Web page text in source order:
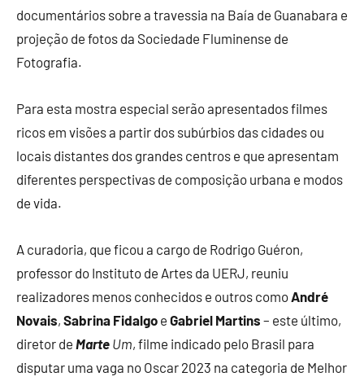
documentários sobre a travessia na Baía de Guanabara e
projeção de fotos da Sociedade Fluminense de
Fotografia.
Para esta mostra especial serão apresentados filmes
ricos em visões a partir dos subúrbios das cidades ou
locais distantes dos grandes centros e que apresentam
diferentes perspectivas de composição urbana e modos
de vida.
A curadoria, que ficou a cargo de Rodrigo Guéron,
professor do Instituto de Artes da UERJ, reuniu
realizadores menos conhecidos e outros como André
Novais, Sabrina Fidalgo e Gabriel Martins – este último,
diretor de Marte Um, filme indicado pelo Brasil para
disputar uma vaga no Oscar 2023 na categoria de Melhor